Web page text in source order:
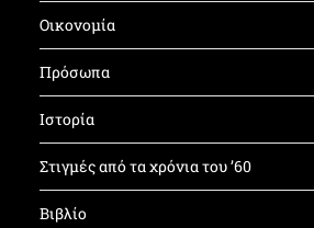
Οικονομία
Πρόσωπα
Ιστορία
Στιγμές από τα χρόνια του ’60
Βιβλίο